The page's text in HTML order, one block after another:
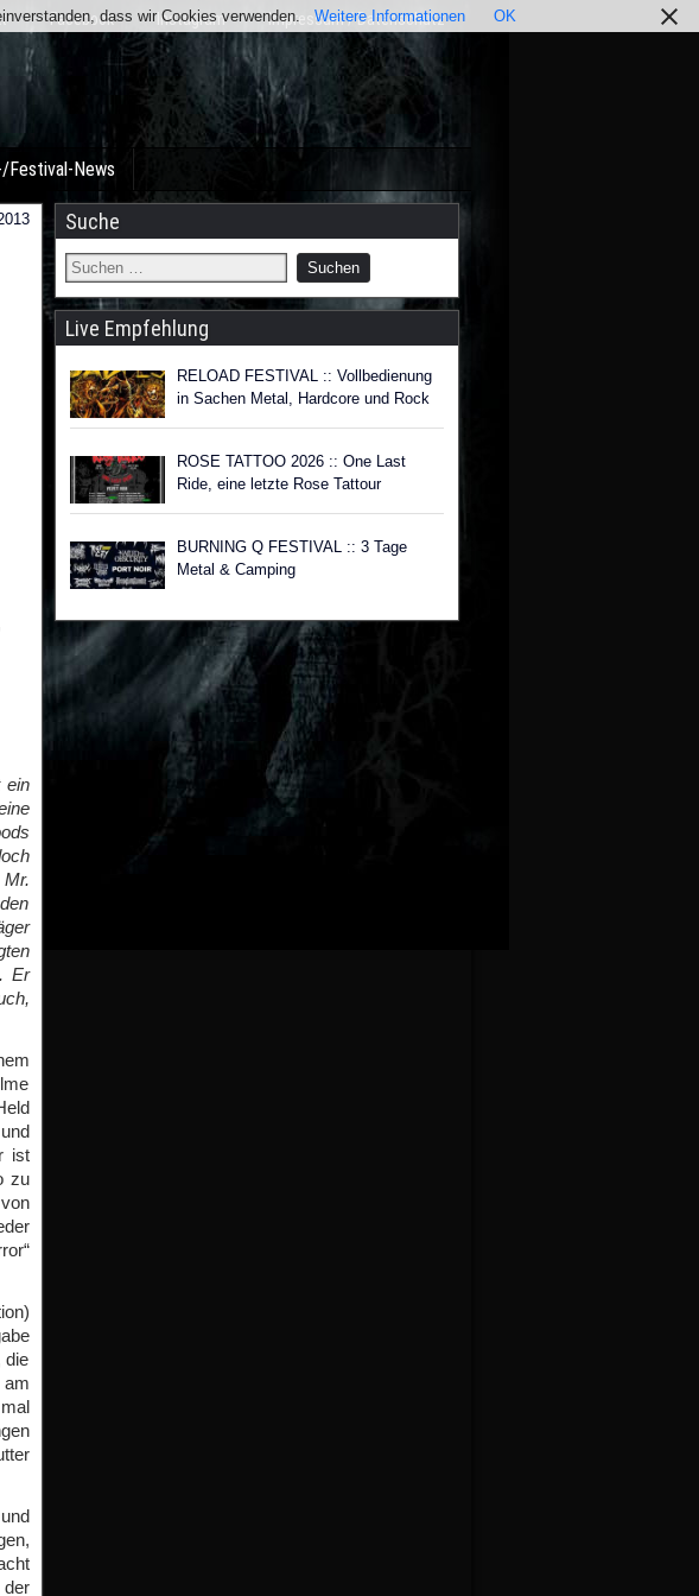
Facebook Instagram Impressum / Datenschutz
Festival-News
ein
Er
ist
zu
die
Suche
Live Empfehlung
RELOAD FESTIVAL :: Vollbedienung
in Sachen Metal, Hardcore und Rock
ROSE TATTOO 2026 :: One Last
Ride, eine letzte Rose Tattour
BURNING Q FESTIVAL :: 3 Tage
Metal & Camping
dass wir Cookies verwenden. Weitere Informationen OK